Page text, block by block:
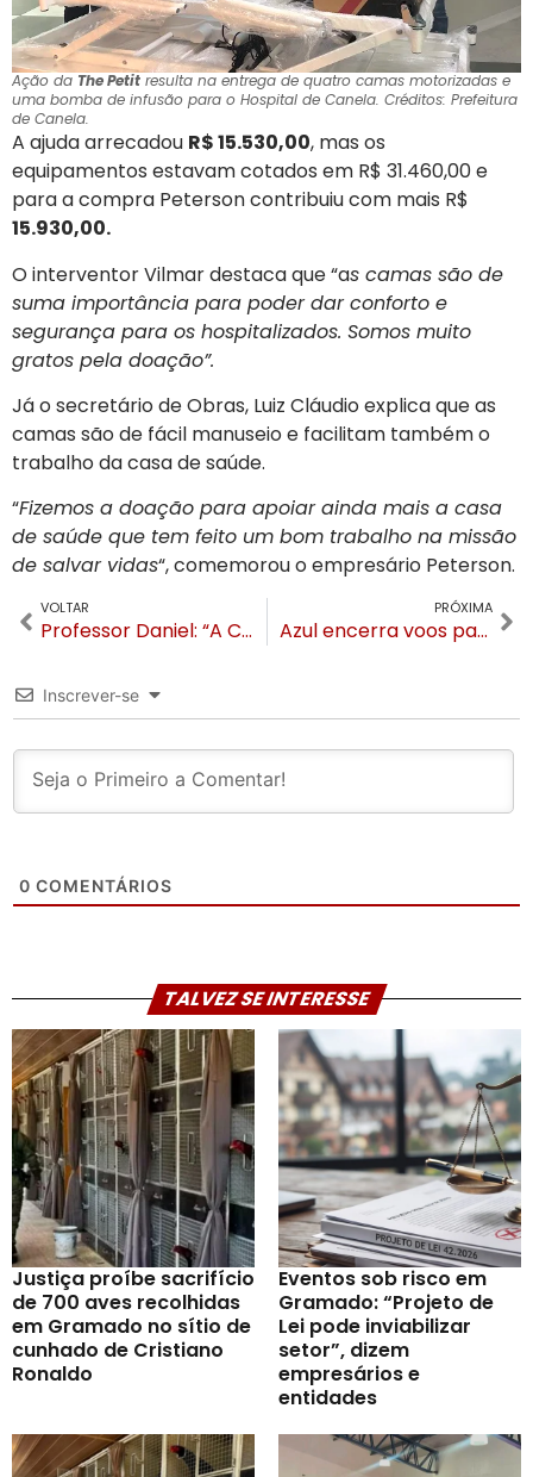
Ação da The Petit resulta na entrega de quatro camas motorizadas e
uma bomba de infusão para o Hospital de Canela. Créditos: Prefeitura
de Canela.
A ajuda arrecadou R$ 15.530,00, mas os
equipamentos estavam cotados em R$ 31.460,00 e
para a compra Peterson contribuiu com mais R$
15.930,00.
O interventor Vilmar destaca que “as camas são de
suma importância para poder dar conforto e
segurança para os hospitalizados. Somos muito
gratos pela doação”.
Já o secretário de Obras, Luiz Cláudio explica que as
camas são de fácil manuseio e facilitam também o
trabalho da casa de saúde.
“Fizemos a doação para apoiar ainda mais a casa
de saúde que tem feito um bom trabalho na missão
de salvar vidas“, comemorou o empresário Peterson.
VOLTAR
Professor Daniel: “A Câmara de Vereadores de Gramado tem que ser protagonista”
PRÓXIMA
Azul encerra voos para Canela e Torres e pede melhorias nos aeroportos regionais
Inscrever-se
0 COMENTÁRIOS
TALVEZ SE INTERESSE
Justiça proíbe sacrifício
de 700 aves recolhidas
em Gramado no sítio de
cunhado de Cristiano
Ronaldo
Eventos sob risco em
Gramado: “Projeto de
Lei pode inviabilizar
setor”, dizem
empresários e
entidades